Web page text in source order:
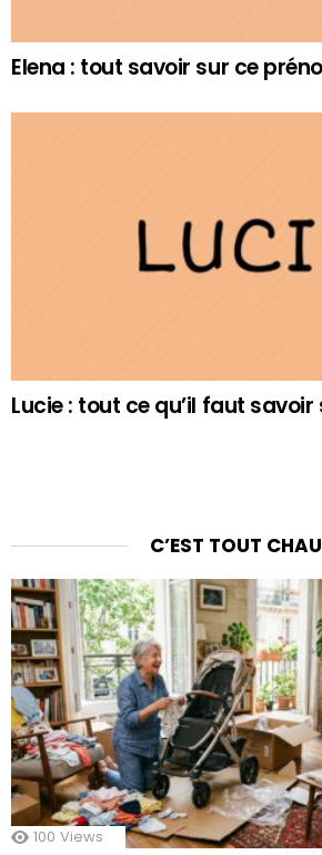
Elena : tout savoir sur ce
Lucie : tout ce qu’il faut
C’EST TOUT
100 Views